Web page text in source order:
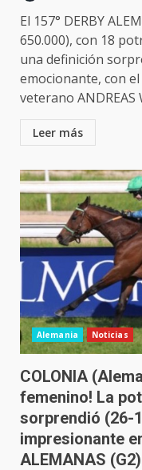
El 157° DERBY
650.000), con 18
una definición
emocionante, con
veterano ANDREAS
Leer más
Alemania Noticias
COLONIA
femenino! La
sorprendió (26-
impresionante
ALEMANAS (G2)